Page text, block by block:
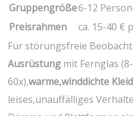
Gruppengröße6-12‌
Preisrahmen
ca. 15-40 €
Für störungsfreie
Ausrüstung mit Fernglas
60x),warme,winddichte
⁢leises,unauffälliges